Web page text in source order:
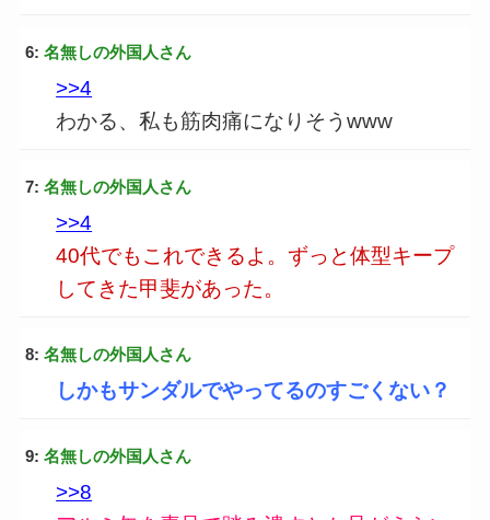
6: 名無しの外国人さん
>>4
わかる、私も筋肉痛になりそうwww
7: 名無しの外国人さん
>>4
40代でもこれできるよ。ずっと体型キープ
してきた甲斐があった。
8: 名無しの外国人さん
しかもサンダルでやってるのすごくない？
9: 名無しの外国人さん
>>8